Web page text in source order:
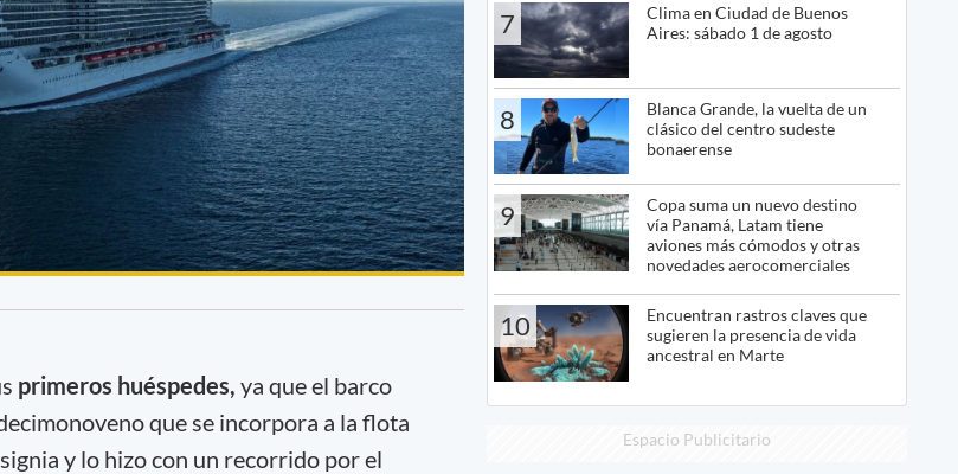
primeros huéspedes, ya que el barco
que se incorpora a la flota
y lo hizo con un recorrido por el
7
Clima en Ciudad de Buenos
Aires: sábado 1 de agosto
8
Blanca Grande, la vuelta de un
clásico del centro sudeste
bonaerense
9
Copa suma un nuevo destino
vía Panamá, Latam tiene
aviones más cómodos y otras
novedades aerocomerciales
10
Encuentran rastros claves que
sugieren la presencia de vida
ancestral en Marte
Espacio Publicitario